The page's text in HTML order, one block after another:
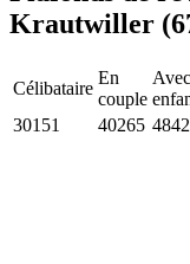
Krautwiller
Célibataire
En
couple
30151
40265